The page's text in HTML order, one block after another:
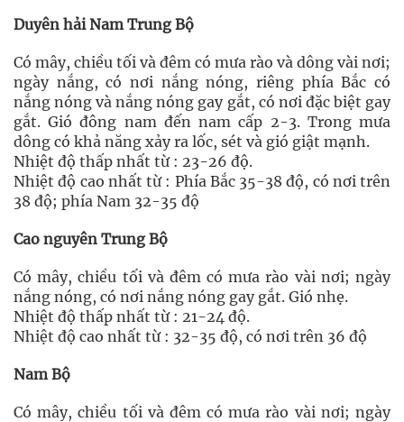
Duyên hải Nam Trung Bộ
Có mây, chiều tối và đêm có mưa rào và dông vài nơi;
ngày nắng, có nơi nắng nóng, riêng phía Bắc có
nắng nóng và nắng nóng gay gắt, có nơi đặc biệt gay
gắt. Gió đông nam đến nam cấp 2-3. Trong mưa
dông có khả năng xảy ra lốc, sét và gió giật mạnh.
Nhiệt độ thấp nhất từ : 23-26 độ.
Nhiệt độ cao nhất từ : Phía Bắc 35-38 độ, có nơi trên
38 độ; phía Nam 32-35 độ
Cao nguyên Trung Bộ
Có mây, chiều tối và đêm có mưa rào vài nơi; ngày
nắng nóng, có nơi nắng nóng gay gắt. Gió nhẹ.
Nhiệt độ thấp nhất từ : 21-24 độ.
Nhiệt độ cao nhất từ : 32-35 độ, có nơi trên 36 độ
Nam Bộ
Có mây, chiều tối và đêm có mưa rào vài nơi; ngày